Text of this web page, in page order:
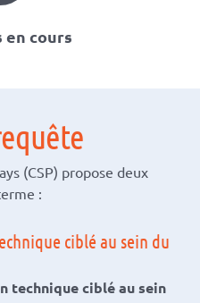
en cours
(CSP) propose deux
:
ciblé au sein du
technique ciblé au sein